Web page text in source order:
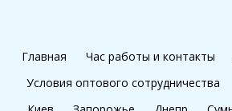
Главная Час работы и контакты
Условия оптового сотрудничества